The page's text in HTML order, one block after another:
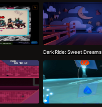
Dark Ride: Sweet Dreams